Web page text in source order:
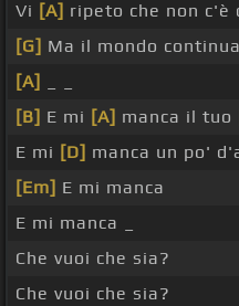
Vi [A] ripeto che non c'è
[G] Ma il mondo
[A]
[B] E mi [A] manca il tuo
E mi [D] manca un po'
[Em] E mi manca
E mi manca _
Che vuoi che sia?
Che vuoi che sia?